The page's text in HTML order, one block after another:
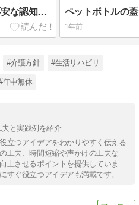
お金を払わず食事する事に不安な認知症高齢者を安心させた話の紹介！
1年前
#介護方針 #生活リハビリ
年中無休
と実践例を紹介
立つアイデアをわかりやすく伝える
工夫、時間短縮や声かけの工夫な
上させるポイントを提供していま
すぐ役立つアイデアも満載です。